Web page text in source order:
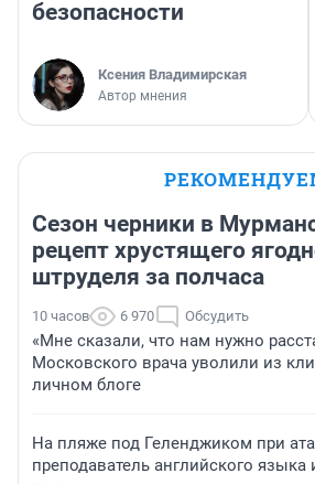
безопасности
Ксения Владимирская
Автор мнения
Сезон черники в
рецепт хрустящего
штруделя за полчаса
10 часов 6 970 Обсудить
«Мне сказали, что нам нужно
Московского врача уволили из
личном блоге
На пляже под Геленджиком при
преподаватель английского языка